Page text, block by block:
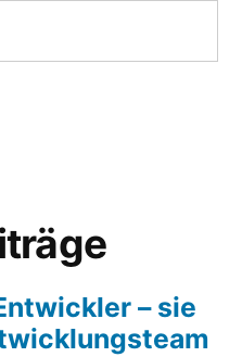
– sie